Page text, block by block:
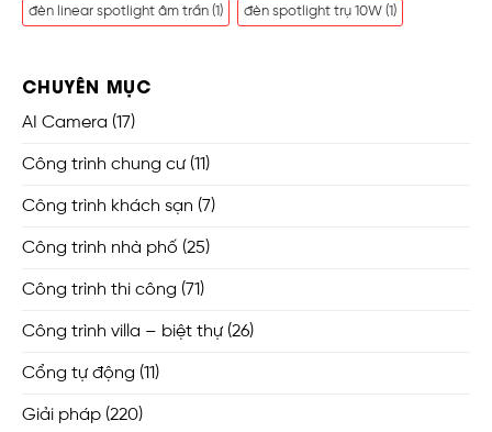
đèn linear spotlight âm trần (1) đèn spotlight trụ 10W (1)
CHUYÊN MỤC
AI Camera (17)
Công trình chung cư(11)
Công trình khách sạn (7)
Công trình nhà phố (25)
Công trình thi công (71)
Công trình villa – biệt thự(26)
Cổng tự động (11)
Giải pháp (220)